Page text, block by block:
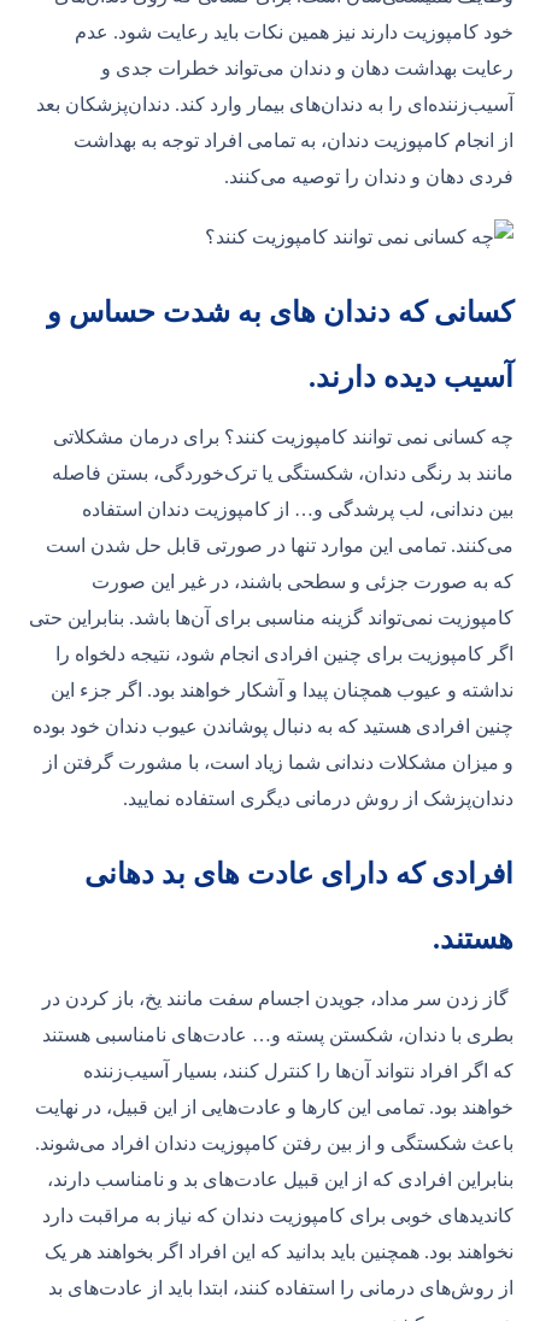
خود کامپوزیت دارند نیز همین نکات باید رعایت شود. عدم
رعایت بهداشت دهان و دندان می‌تواند خطرات جدی و
آسیب‌زننده‌ای را به دندان‌های بیمار وارد کند. دندان‌پزشکان بعد
از انجام کامپوزیت دندان، به تمامی افراد توجه به بهداشت
فردی دهان و دندان را توصیه می‌کنند.
کسانی که دندان های به شدت حساس و
آسیب دیده دارند.
چه کسانی نمی توانند کامپوزیت کنند؟ برای درمان مشکلاتی
مانند بد رنگی دندان، شکستگی یا ترک‌خوردگی، بستن فاصله
بین دندانی، لب پرشدگی و… از کامپوزیت دندان استفاده
می‌کنند. تمامی این موارد تنها در صورتی قابل حل شدن است
که به صورت جزئی و سطحی باشند، در غیر این صورت
کامپوزیت نمی‌تواند گزینه مناسبی برای آن‌ها باشد. بنابراین حتی
اگر کامپوزیت برای چنین افرادی انجام شود، نتیجه دلخواه را
نداشته و عیوب همچنان پیدا و آشکار خواهند بود. اگر جزء این
چنین افرادی هستید که به دنبال پوشاندن عیوب دندان خود بوده
و میزان مشکلات دندانی شما زیاد است، با مشورت گرفتن از
دندان‌پزشک از روش درمانی دیگری استفاده نمایید.
افرادی که دارای عادت های بد دهانی
هستند.
گاز زدن سر مداد، جویدن اجسام سفت مانند یخ، باز کردن در
بطری با دندان، شکستن پسته و… عادت‌های نامناسبی هستند
که اگر افراد نتواند آن‌ها را کنترل کنند، بسیار آسیب‌زننده
خواهند بود. تمامی این کارها و عادت‌هایی از این قبیل، در نهایت
باعث شکستگی و از بین رفتن کامپوزیت دندان افراد می‌شوند.
بنابراین افرادی که از این قبیل عادت‌های بد و نامناسب دارند،
کاندیدهای خوبی برای کامپوزیت دندان که نیاز به مراقبت دارد
نخواهند بود. همچنین باید بدانید که این افراد اگر بخواهند هر یک
از روش‌های درمانی را استفاده کنند، ابتدا باید از عادت‌های بد